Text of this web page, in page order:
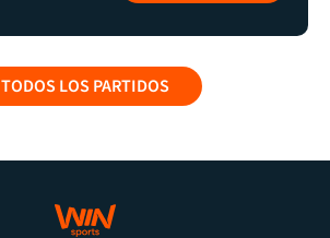
TODOS LOS PARTIDOS